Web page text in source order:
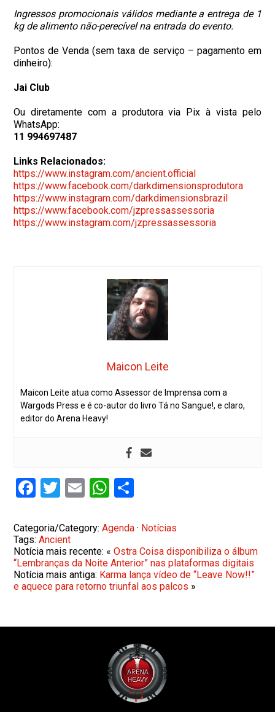
Ingressos promocionais válidos mediante a entrega de 1
kg de alimento não-perecível na entrada do evento.
Pontos de Venda (sem taxa de serviço – pagamento em
dinheiro):
Jai Club
Ou diretamente com a produtora via Pix à vista pelo
WhatsApp:
11 994697487
Links Relacionados:
https://www.instagram.com/ancient.official
https://www.facebook.com/darkdimensionsprodutora
https://www.instagram.com/darkdimensionsbrazil
https://www.facebook.com/jzpressassessoria
https://www.instagram.com/jzpressassessoria
Maicon Leite
Maicon Leite atua como Assessor de Imprensa com a
Wargods Press e é co-autor do livro Tá no Sangue!, e claro,
editor do Arena Heavy!
Facebook
Twitter
EmailWhatsApp
Categoria/Category:Agenda · Notícias
Tags:Ancient
Notícia mais recente: «Ostra Coisa disponibiliza o álbum
“Lembranças da Noite Anterior” nas plataformas digitais
Notícia mais antiga: Karma lança vídeo de “Leave Now!!”
e aquece para retorno triunfal aos palcos »